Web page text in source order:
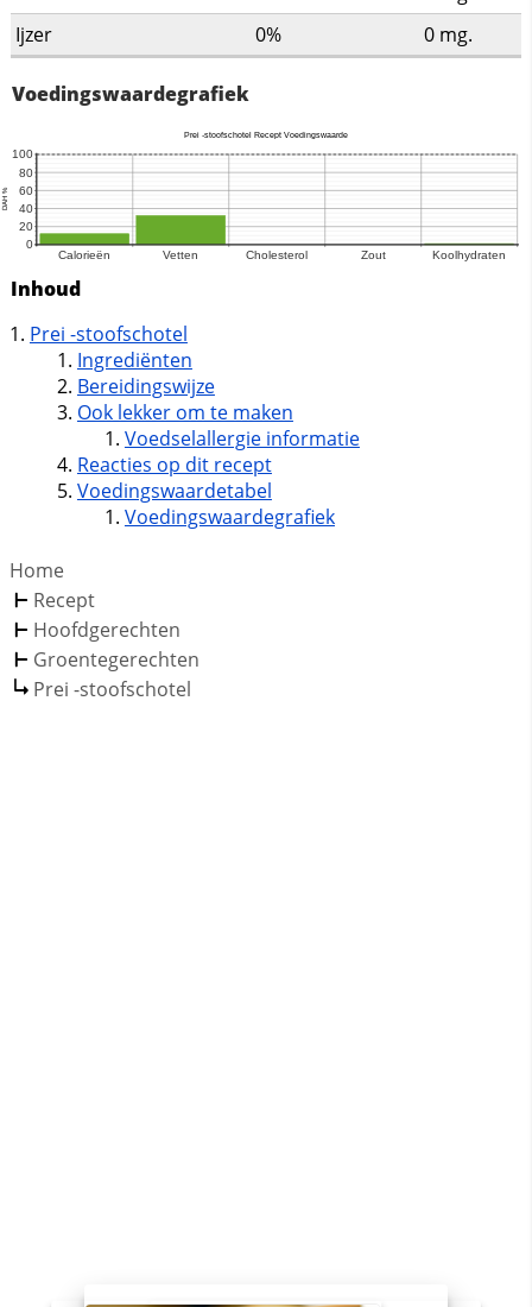
Ijzer
0% 0 mg.
Voedingswaardegrafiek
Inhoud
Prei -stoofschotel
Ingrediënten
Bereidingswijze
Ook lekker om te maken
Voedselallergie informatie
Reacties op dit recept
Voedingswaardetabel
Voedingswaardegrafiek
Home
Recept
Hoofdgerechten
Groentegerechten
Prei -stoofschotel